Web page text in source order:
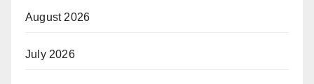
August 2026
July 2026